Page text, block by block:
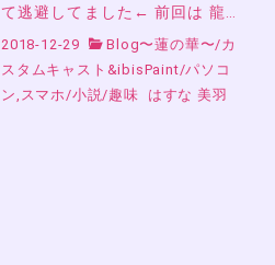
て逃避してました← 前回は 龍…
2018-12-29 Blog〜蓮の華〜/カ
スタムキャスト&ibisPaint/パソコ
ン,スマホ /小説 /趣味 はすな 美羽